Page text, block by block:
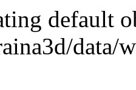
default
data/